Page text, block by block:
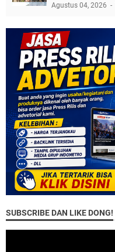
Agustus 04, 2026
SUBSCRIBE DAN LIKE DONG!